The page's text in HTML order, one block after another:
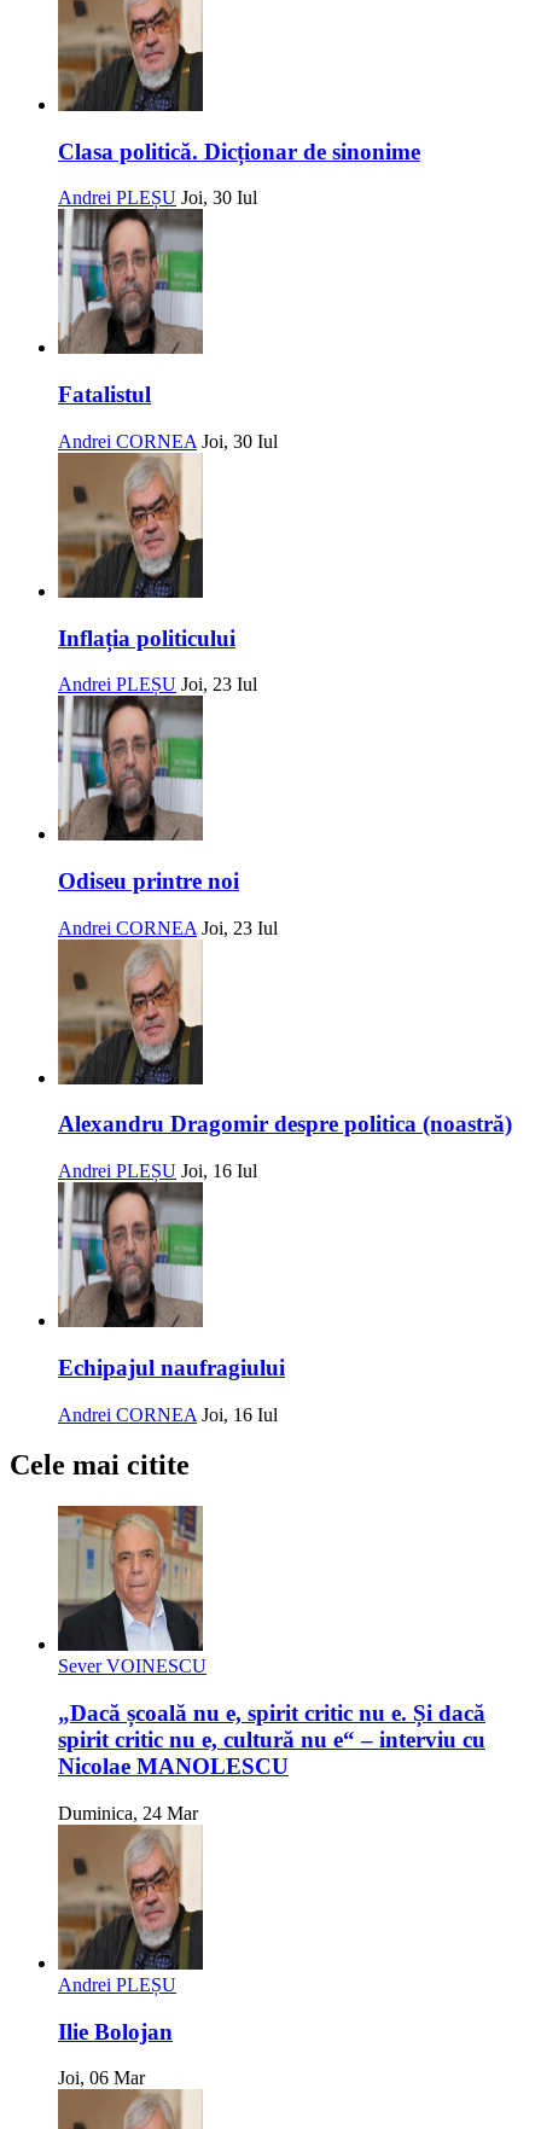
Clasa politică. Dicționar de sinonime
Andrei PLEȘU Joi, 30 Iul
Fatalistul
Andrei CORNEA Joi, 30 Iul
Inflația politicului
Andrei PLEȘU Joi, 23 Iul
Odiseu printre noi
Andrei CORNEA Joi, 23 Iul
Alexandru Dragomir despre politica (noastră)
Andrei PLEȘU Joi, 16 Iul
Echipajul naufragiului
Andrei CORNEA Joi, 16 Iul
Cele mai citite
Sever VOINESCU
„Dacă școală nu e, spirit critic nu e. Și dacă
spirit critic nu e, cultură nu e“ – interviu cu
Nicolae MANOLESCU
Duminica, 24 Mar
Andrei PLEȘU
Ilie Bolojan
Joi, 06 Mar